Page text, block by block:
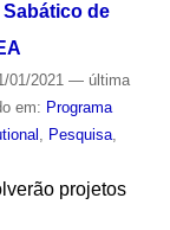
de
01/2021 — última
em: Programa
, Pesquisa,
projetos